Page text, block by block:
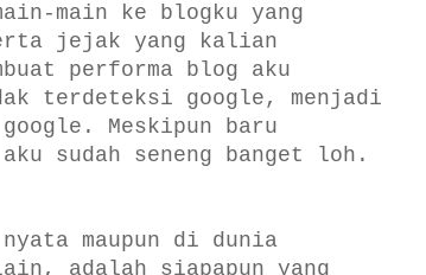
main ke blogku yang
jejak yang kalian
performa blog aku
terdeteksi google, menjadi
Meskipun baru
sudah seneng banget loh.
maupun di dunia
adalah siapapun yang